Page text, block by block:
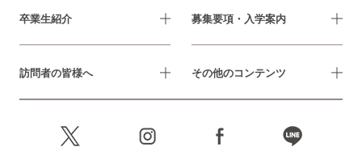
卒業生紹介 募集要項・入学案内
訪問者の皆様へ その他のコンテンツ